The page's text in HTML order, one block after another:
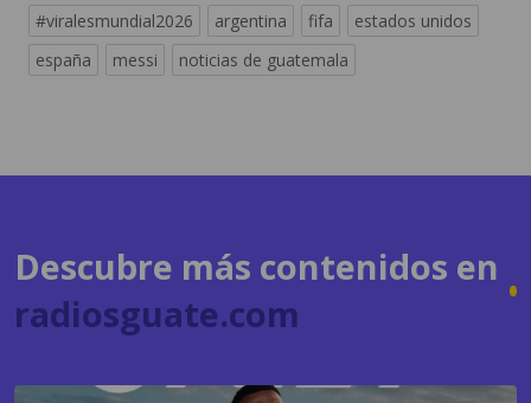
#viralesmundial2026 argentina fifa
estados unidos
españa
messi noticias de guatemala
Descubre más contenidos en
radiosguate.com